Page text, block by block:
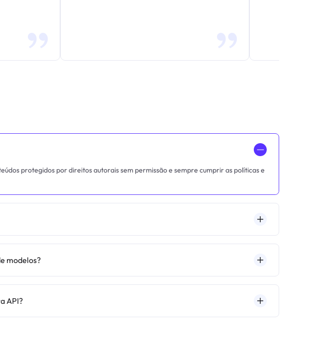
一
protegidos por direitos autorais sem permissão e sempre cumprir as políticas e
modelos?
API?